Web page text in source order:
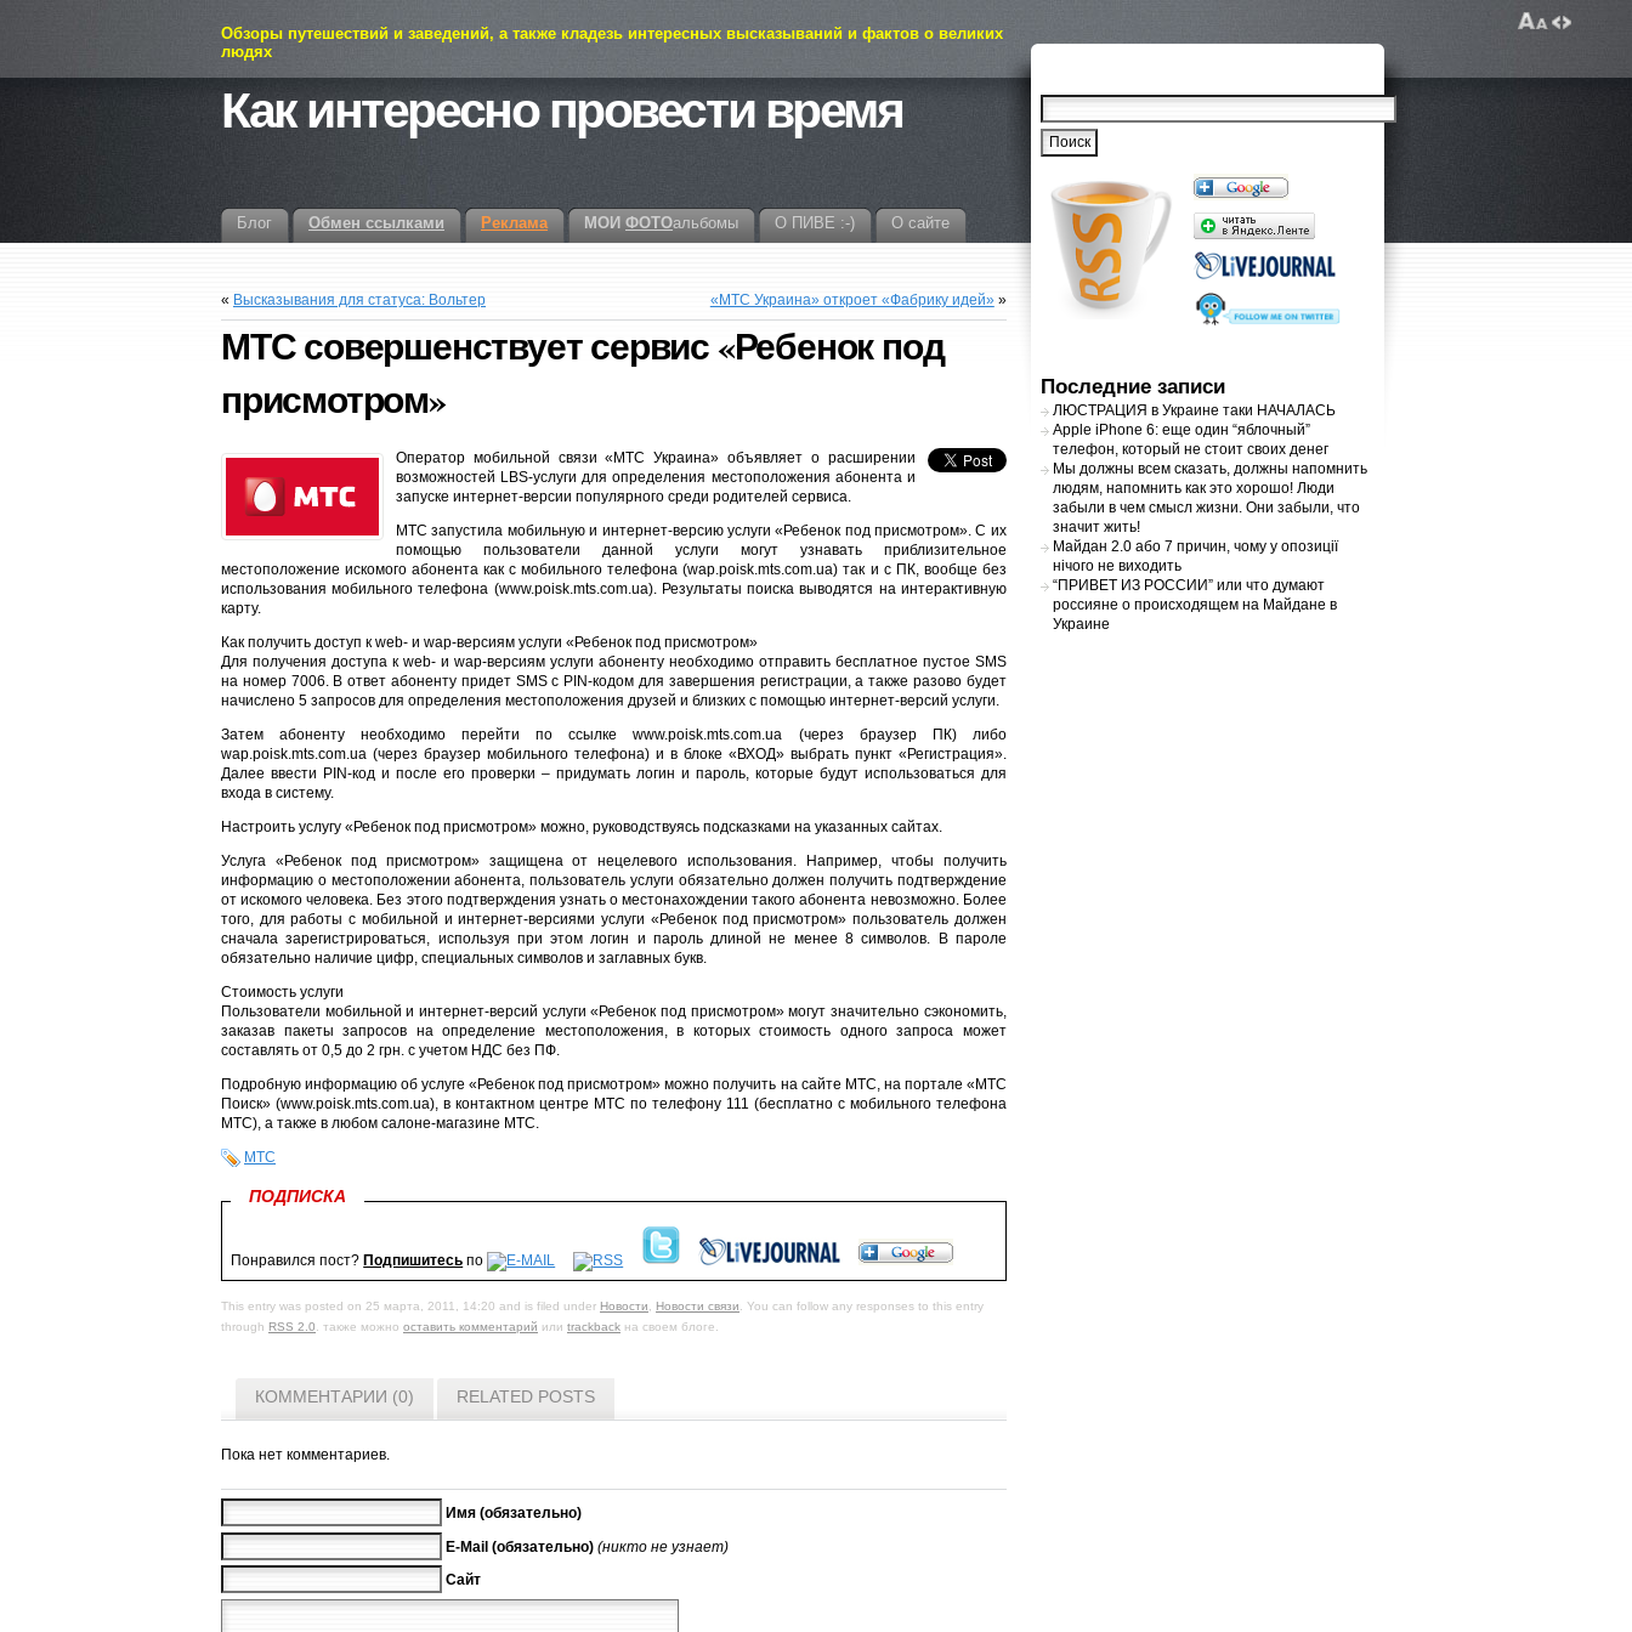
Обзоры путешествий и заведений, а также кладезь интересных высказываний и фактов о великих
людях
Как интересно провести время
Блог Обмен ссылками Реклама МОИ ФОТОальбомы О ПИВЕ :-) О сайте
« Высказывания для статуса: Вольтер «МТС Украина» откроет «Фабрику идей»»
МТС совершенствует сервис «Ребенок под
присмотром»
Оператор мобильной связи «МТС Украина» объявляет о расширении
возможностей LBS-услуги для определения местоположения абонента и
запуске интернет-версии популярного среди родителей сервиса.
МТС запустила мобильную и интернет-версию услуги «Ребенок под присмотром». С их
помощью пользователи данной услуги могут узнавать приблизительное
местоположение искомого абонента как с мобильного телефона (wap.poisk.mts.com.ua) так и с ПК, вообще без
использования мобильного телефона (www.poisk.mts.com.ua). Результаты поиска выводятся на интерактивную
карту.
Как получить доступ к web- и wap-версиям услуги «Ребенок под присмотром»
Для получения доступа к web- и wap-версиям услуги абоненту необходимо отправить бесплатное пустое SMS
на номер 7006. В ответ абоненту придет SMS с PIN-кодом для завершения регистрации, а также разово будет
начислено 5 запросов для определения местоположения друзей и близких с помощью интернет-версий услуги.
Затем абоненту необходимо перейти по ссылке www.poisk.mts.com.ua (через браузер ПК) либо
wap.poisk.mts.com.ua (через браузер мобильного телефона) и в блоке «ВХОД» выбрать пункт «Регистрация».
Далее ввести PIN-код и после его проверки – придумать логин и пароль, которые будут использоваться для
входа в систему.
Настроить услугу «Ребенок под присмотром» можно, руководствуясь подсказками на указанных сайтах.
Услуга «Ребенок под присмотром» защищена от нецелевого использования. Например, чтобы получить
информацию о местоположении абонента, пользователь услуги обязательно должен получить подтверждение
от искомого человека. Без этого подтверждения узнать о местонахождении такого абонента невозможно. Более
того, для работы с мобильной и интернет-версиями услуги «Ребенок под присмотром» пользователь должен
сначала зарегистрироваться, используя при этом логин и пароль длиной не менее 8 символов. В пароле
обязательно наличие цифр, специальных символов и заглавных букв.
Стоимость услуги
Пользователи мобильной и интернет-версий услуги «Ребенок под присмотром» могут значительно сэкономить,
заказав пакеты запросов на определение местоположения, в которых стоимость одного запроса может
составлять от 0,5 до 2 грн. с учетом НДС без ПФ.
Подробную информацию об услуге «Ребенок под присмотром» можно получить на сайте МТС, на портале «МТС
Поиск» (www.poisk.mts.com.ua), в контактном центре МТС по телефону 111 (бесплатно с мобильного телефона
МТС), а также в любом салоне-магазине МТС.
МТС
ПОДПИСКА
Понравился пост? Подпишитесь по
This entry was posted on 25 марта, 2011, 14:20 and is filed under Новости, Новости связи. You can follow any responses to this entry
through RSS 2.0. также можно оставить комментарий или trackback на своем блоге.
КОММЕНТАРИИ (0) RELATED POSTS
Пока нет комментариев.
Имя (обязательно)
E-Mail (обязательно) (никто не узнает)
Сайт
Последние записи
ЛЮСТРАЦИЯ в Украине таки НАЧАЛАСЬ
Apple iPhone 6: еще один “яблочный”
телефон, который не стоит своих денег
Мы должны всем сказать, должны напомнить
людям, напомнить как это хорошо! Люди
забыли в чем смысл жизни. Они забыли, что
значит жить!
Майдан 2.0 або 7 причин, чому у опозиції
нічого не виходить
“ПРИВЕТ ИЗ РОССИИ” или что думают
россияне о происходящем на Майдане в
Украине